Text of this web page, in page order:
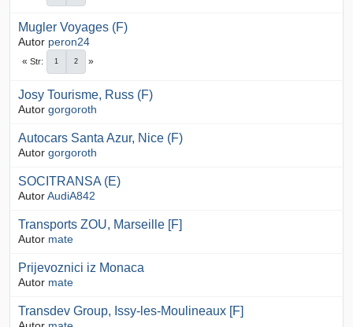
Mugler Voyages (F)
Autor peron24
Str 1 2
Josy Tourisme, Russ (F)
Autor gorgoroth
Autocars Santa Azur, Nice (F)
Autor gorgoroth
SOCITRANSA (E)
AutorAudiA842
Transports ZOU, Marseille [F]
Autor mate
Prijevoznici iz Monaca
Autor mate
Transdev Group, Issy-les-Moulineaux [F]